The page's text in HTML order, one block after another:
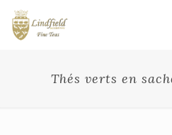
Thés verts en